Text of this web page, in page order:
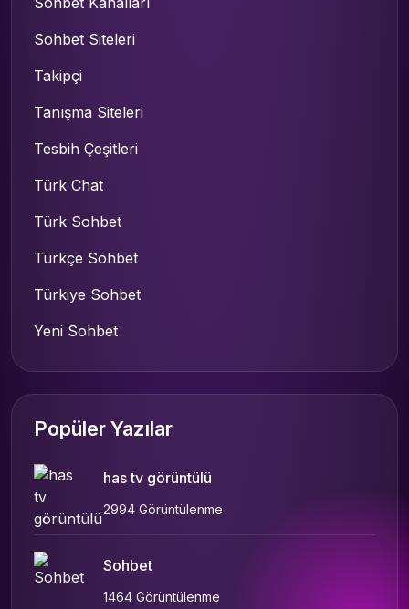
Sohbet Siteleri
Takipçi
Tanışma Siteleri
Tesbih Çeşitleri
Türk Chat
Türk Sohbet
Türkçe Sohbet
Türkiye Sohbet
Yeni Sohbet
Popüler Yazılar
has tv görüntülü
2994 Görüntülenme
Sohbet
1464 Görüntülenme